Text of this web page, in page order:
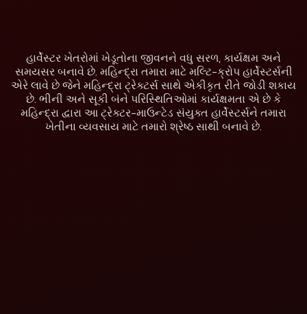
હાર્વેસ્ટર ખેતરોમાં ખેડૂતોના જીવનને વધુ સરળ, કાર્યક્ષમ અને
સમયસર બનાવે છે. મહિન્દ્રા તમારા માટે મલ્ટિ-ક્રોપ હાર્વેસ્ટર્સની
એરે લાવે છે જેને મહિન્દ્રા ટ્રેક્ટર્સ સાથે એકીકૃત રીતે જોડી શકાય
છે. ભીની અને સૂકી બંને પરિસ્થિતિઓમાં કાર્યક્ષમતા એ છે કે
મહિન્દ્રા દ્વારા આ ટ્રેક્ટર-માઉન્ટેડ સંયુક્ત હાર્વેસ્ટર્સને તમારા
ખેતીના વ્યવસાય માટે તમારો શ્રેષ્ઠ સાથી બનાવે છે.